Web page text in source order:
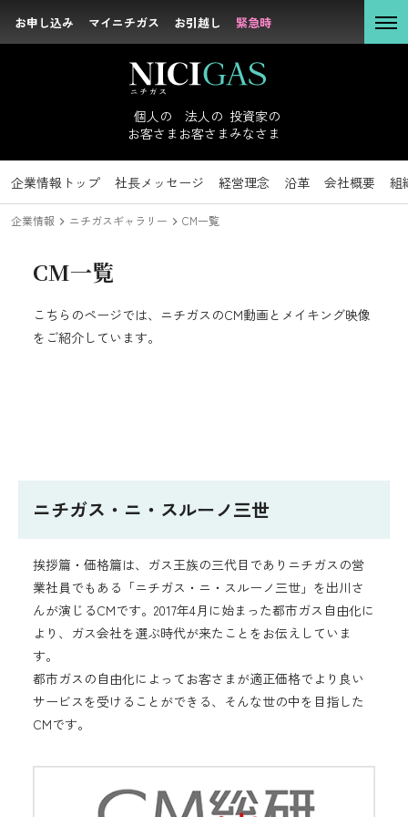
お申し込み マイニチガス お引越し 緊急時
個人の
お客さま
法人の
お客さま
投資家の
みなさま
投資家のみなさまトップ IRニュース 経営方針 IRライブラリ
サステナビリティトップ トップコミットメント 方針・マテリア
企業情報トップ 社長メッセージ 経営理念 沿革 会社概要 組
採用情報トップ 新卒採用 キャリア採用
お申し込み マイニチガス お引越し 緊急時
企業情報
社長メッセージ
沿革
アクセスマップ
ニチガスギャラリー
お客さま
投資家の
サステナビリテ
よくある質問
企業情報 ニチガスギャラリー CM一覧
CM一覧
こちらのページでは、ニチガスのCM動画とメイキング映像
をご紹介しています。
ニチガス・ニ・スルーノ三世
挨拶篇・価格篇は、ガス王族の三代目でありニチガスの営
業社員でもある「ニチガス・ニ・スルーノ三世」を出川さ
んが演じるCMです。2017年4月に始まった都市ガス自由化に
より、ガス会社を選ぶ時代が来たことをお伝えしていま
す。
都市ガスの自由化によってお客さまが適正価格でより良い
サービスを受けることができる、そんな世の中を目指した
CMです。